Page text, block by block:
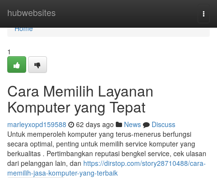
hubwebsites
Home
Home
1
Cara Memilih Layanan
Komputer yang Tepat
marleyxopd159588 62 days ago News
Discuss
Untuk memperoleh komputer yang terus-menerus berfungsi
secara optimal, penting untuk memilih service komputer yang
berkualitas . Pertimbangkan reputasi bengkel service, cek ulasan
dari pelanggan lain, dan https://dirstop.com/story28710488/cara-
memilih-jasa-komputer-yang-terbaik